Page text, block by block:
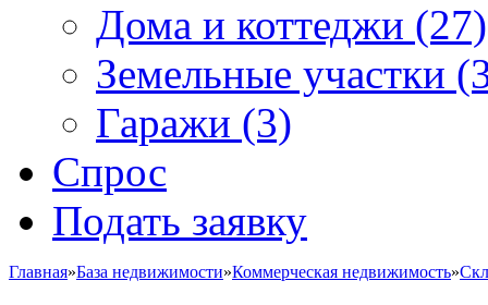
Дома и коттеджи (27)
Земельные участки
Гаражи (3)
Спрос
Подать заявку
Главная»База недвижимости»Коммерческая недвижимость»